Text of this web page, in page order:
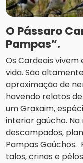
O Pássaro
Pampas”.
Os Cardeais vivem
vida. São
aproximação de
havendo relatos
um Graxaim,
interior gaúcho.
descampados,
Pampas Gaúchos.
talos, crinas e pêlos